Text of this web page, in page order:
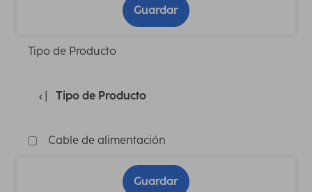
Guardar
Tipo de Producto
Tipo de Producto
Cable de alimentación
Guardar